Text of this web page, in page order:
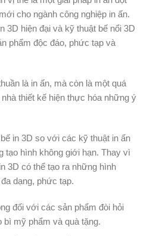
cho ngành công nghiệp in ấn.
3D hiện đại và kỹ thuật bế nổi 3D
phẩm độc đáo, phức tạp và
là in ấn, mà còn là một quá
thiết kế hiện thực hóa những ý
in 3D so với các kỹ thuật in ấn
tạo hình không giới hạn. Thay vì
3D có thể tạo ra những hình
dạng, phức tạp.
đối với các sản phẩm đòi hỏi
mỹ phẩm và quà tặng.